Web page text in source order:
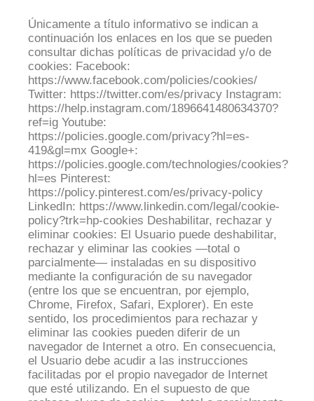
Únicamente a título informativo se indican a
continuación los enlaces en los que se pueden
consultar dichas políticas de privacidad y/o de
cookies: Facebook:
https://www.facebook.com/policies/cookies/
Twitter: https://twitter.com/es/privacy Instagram:
https://help.instagram.com/1896641480634370?
ref=ig Youtube:
https://policies.google.com/privacy?hl=es-
419&gl=mx Google+:
https://policies.google.com/technologies/cookies?
hl=es Pinterest:
https://policy.pinterest.com/es/privacy-policy
LinkedIn: https://www.linkedin.com/legal/cookie-
policy?trk=hp-cookies Deshabilitar, rechazar y
eliminar cookies: El Usuario puede deshabilitar,
rechazar y eliminar las cookies —total o
parcialmente— instaladas en su dispositivo
mediante la configuración de su navegador
(entre los que se encuentran, por ejemplo,
Chrome, Firefox, Safari, Explorer). En este
sentido, los procedimientos para rechazar y
eliminar las cookies pueden diferir de un
navegador de Internet a otro. En consecuencia,
el Usuario debe acudir a las instrucciones
facilitadas por el propio navegador de Internet
que esté utilizando. En el supuesto de que